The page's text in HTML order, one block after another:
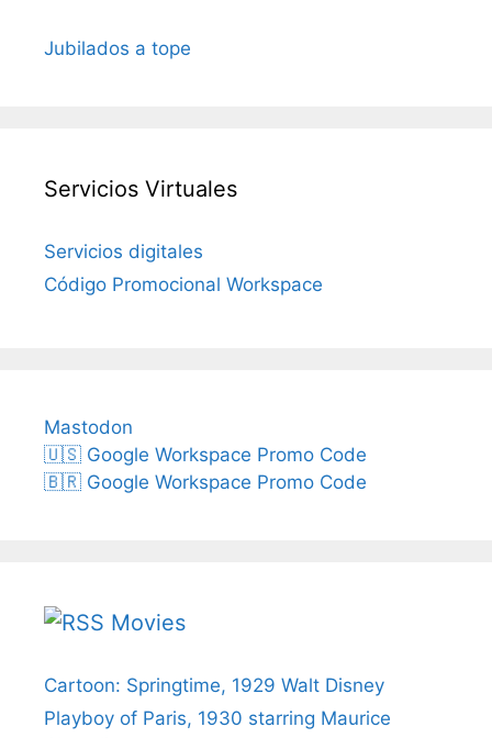
Jubilados a tope
Servicios Virtuales
Servicios digitales
Código Promocional Workspace
Mastodon
🇺🇸 Google Workspace Promo Code
🇧🇷 Google Workspace Promo Code
Movies
Cartoon: Springtime, 1929 Walt Disney
Playboy of Paris, 1930 starring Maurice